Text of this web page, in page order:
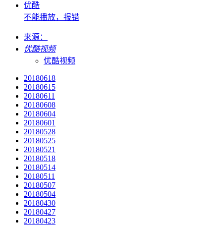
优酷
不能播放，报错
来源：
优酷视频
优酷视频
20180618
20180615
20180611
20180608
20180604
20180601
20180528
20180525
20180521
20180518
20180514
20180511
20180507
20180504
20180430
20180427
20180423